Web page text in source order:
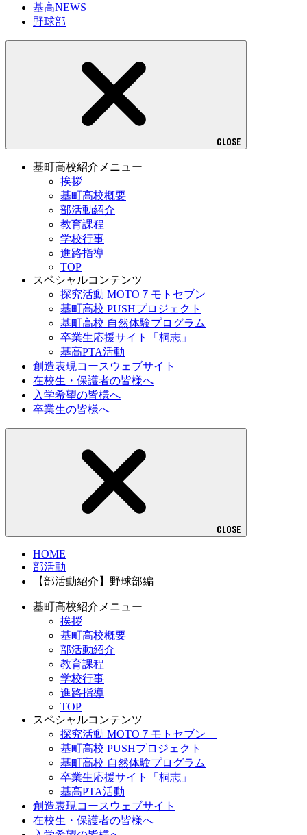
基高NEWS
野球部
CLOSE
基町高校紹介メニュー
挨拶
基町高校概要
部活動紹介
教育課程
学校行事
進路指導
TOP
スペシャルコンテンツ
探究活動 MOTO７モトセブン
基町高校 PUSHプロジェクト
基町高校 自然体験プログラム
卒業生応援サイト「桐志」
基高PTA活動
創造表現コースウェブサイト
在校生・保護者の皆様へ
入学希望の皆様へ
卒業生の皆様へ
CLOSE
HOME
部活動
【部活動紹介】野球部編
基町高校紹介メニュー
挨拶
基町高校概要
部活動紹介
教育課程
学校行事
進路指導
TOP
スペシャルコンテンツ
探究活動 MOTO７モトセブン
基町高校 PUSHプロジェクト
基町高校 自然体験プログラム
卒業生応援サイト「桐志」
基高PTA活動
創造表現コースウェブサイト
在校生・保護者の皆様へ